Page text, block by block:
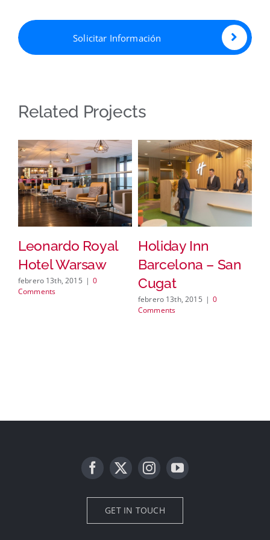
Solicitar Información
Related Projects
Leonardo Royal
Hotel Warsaw
febrero 13th, 2015 | 0
Comments
Holiday Inn
Barcelona – San
Cugat
febrero 13th, 2015 | 0
Comments
GET IN TOUCH